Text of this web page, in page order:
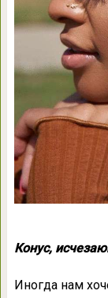
Конус,
Иногда нам